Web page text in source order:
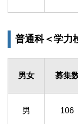
普通科＜学力
男女 募集
男 106